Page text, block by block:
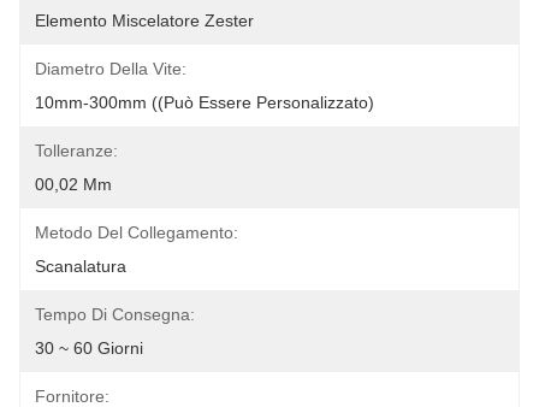
Elemento Miscelatore Zester
Diametro Della Vite:
10mm-300mm ((Può Essere Personalizzato)
Tolleranze:
00,02 Mm
Metodo Del Collegamento:
Scanalatura
Tempo Di Consegna:
30 ~ 60 Giorni
Fornitore: